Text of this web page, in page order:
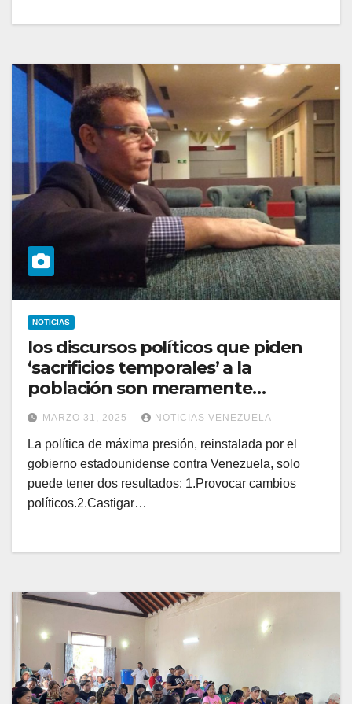
NOTICIAS
los discursos políticos que piden
‘sacrificios temporales’ a la
población son meramente
retóricos
MARZO 31, 2025 NOTICIAS VENEZUELA
La política de máxima presión, reinstalada por el
gobierno estadounidense contra Venezuela, solo
puede tener dos resultados: 1.Provocar cambios
políticos.2.Castigar…